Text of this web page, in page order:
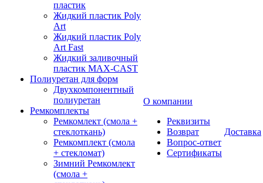
пластик
Жидкий пластик Poly
Art
Жидкий пластик Poly
Art Fast
Жидкий заливочный
пластик MAX-CAST
Полиуретан для форм
Двухкомпонентный
полиуретан
Ремкомплекты
Ремкомлект (смола +
стеклоткань)
Ремкомплект (смола
+ стекломат)
Зимний Ремкомлект
(смола +
О компании
Реквизиты
Возврат
Вопрос-ответ
Сертификаты
Доставка